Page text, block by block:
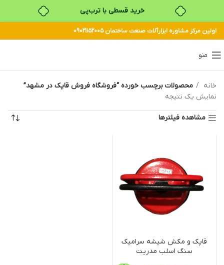
خرید قسطی با ترب‌پی
اولین مرکز مشاوره ابزارآلات صنعت ساختمان 09021152005
منو
خانه
محصولات برچسب خورده “فروشگاه فروش قاپک در مشهد”
نمایش یک نتیجه
مشاهده فیلترها
قاپک و مکش شیشه سرامیک
سنگ اسلب مدریت